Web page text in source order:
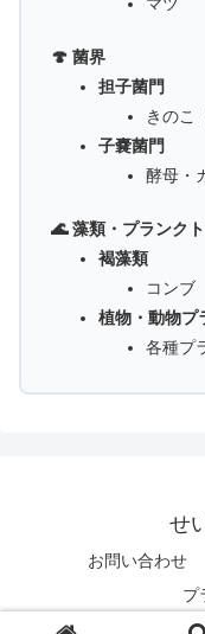
マツ
🍄 菌界
担子菌門
きのこ
子嚢菌門
酵母・
🌊 藻類・プランク
褐藻類
コンブ
植物・動物プ
各種プ
せ
お問い合わせ
プ